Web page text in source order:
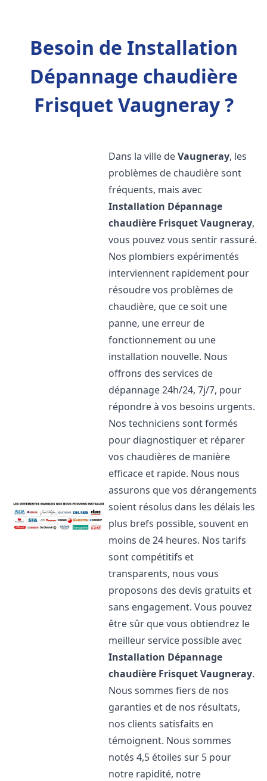
Besoin de Installation
Dépannage chaudière
Frisquet Vaugneray ?
Dans la ville deVaugneray, les
problèmes de chaudière sont
fréquents, mais avec
Installation Dépannage
chaudière FrisquetVaugneray,
vous pouvez vous sentir rassuré.
Nos plombiers expérimentés
interviennent rapidement pour
résoudre vos problèmes de
chaudière, que ce soit une
panne, une erreur de
fonctionnement ou une
installation nouvelle. Nous
offrons des services de
dépannage 24h/24, 7j/7, pour
répondre à vos besoins urgents.
Nos techniciens sont formés
pour diagnostiquer et réparer
vos chaudières de manière
efficace et rapide. Nous nous
assurons que vos dérangements
soient résolus dans les délais les
plus brefs possible, souvent en
moins de 24 heures. Nos tarifs
sont compétitifs et
transparents, nous vous
proposons des devis gratuits et
sans engagement. Vous pouvez
être sûr que vous obtiendrez le
meilleur service possible avec
Installation Dépannage
chaudière FrisquetVaugneray.
Nous sommes fiers de nos
garanties et de nos résultats,
nos clients satisfaits en
témoignent. Nous sommes
notés 4,5 étoiles sur 5 pour
notre rapidité, notre